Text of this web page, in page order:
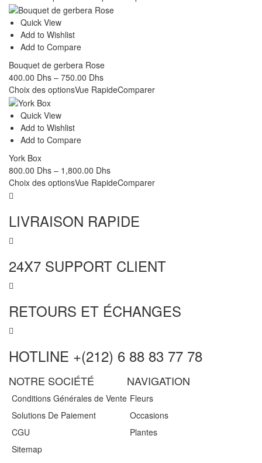
Quick View
Add to Wishlist
Add to Compare
Bouquet de gerbera Rose
400.00 Dhs – 750.00 Dhs
Choix des optionsVue RapideComparer
Quick View
Add to Wishlist
Add to Compare
York Box
800.00 Dhs – 1,800.00 Dhs
Choix des optionsVue RapideComparer
LIVRAISON RAPIDE
24X7 SUPPORT CLIENT
RETOURS ET ÉCHANGES
HOTLINE +(212) 6 88 83 77 78
NOTRE SOCIÉTÉ
Conditions Générales de Vente
Solutions De Paiement
CGU
Sitemap
NAVIGATION
Fleurs
Occasions
Plantes